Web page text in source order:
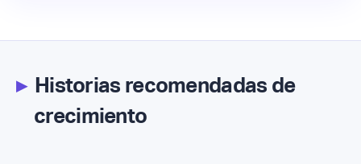
▸Historias recomendadas de
crecimiento